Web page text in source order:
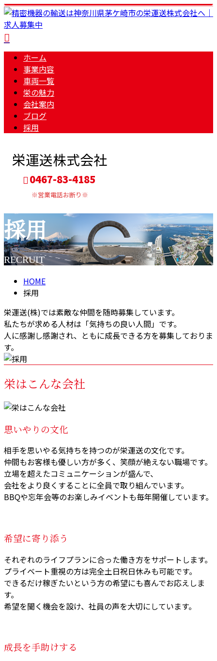
ホーム
事業内容
車両一覧
栄の魅力
会社案内
ブログ
採用
栄運送株式会社
0467-83-4185
※営業電話お断り※
採用
RECRUIT
HOME
採用
栄運送(株)では素敵な仲間を随時募集しています。
私たちが求める人材は「気持ちの良い人間」です。
人に感謝し感謝され、ともに成長できる方を募集しておりま
す。
栄はこんな会社
思いやりの文化
相手を思いやる気持ちを持つのが栄運送の文化です。
仲間もお客様も優しい方が多く、笑顔が絶えない職場です。
立場を超えたコミュニケーションが盛んで、
会社をより良くすることに全員で取り組んでいます。
BBQや忘年会等のお楽しみイベントも毎年開催しています。
希望に寄り添う
それぞれのライフプランに合った働き方をサポートします。
プライベート重視の方は完全土日祝日休みも可能です。
できるだけ稼ぎたいという方の希望にも喜んでお応えしま
す。
希望を聞く機会を設け、社員の声を大切にしています。
成長を手助けする